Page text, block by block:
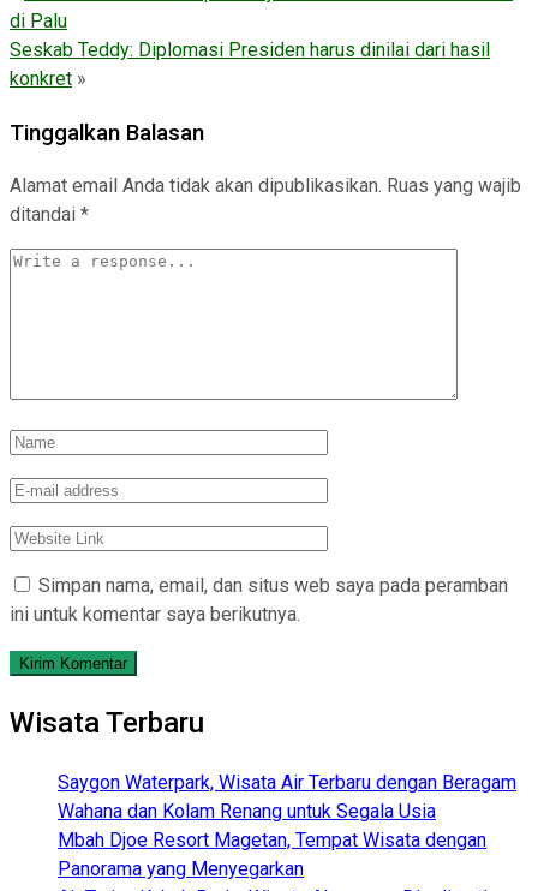
di Palu
Seskab Teddy: Diplomasi Presiden harus dinilai dari hasil
konkret »
Tinggalkan Balasan
Alamat email Anda tidak akan dipublikasikan. Ruas yang wajib
ditandai *
Simpan nama, email, dan situs web saya pada peramban
ini untuk komentar saya berikutnya.
Wisata Terbaru
Saygon Waterpark, Wisata Air Terbaru dengan Beragam
Wahana dan Kolam Renang untuk Segala Usia
Mbah Djoe Resort Magetan, Tempat Wisata dengan
Panorama yang Menyegarkan